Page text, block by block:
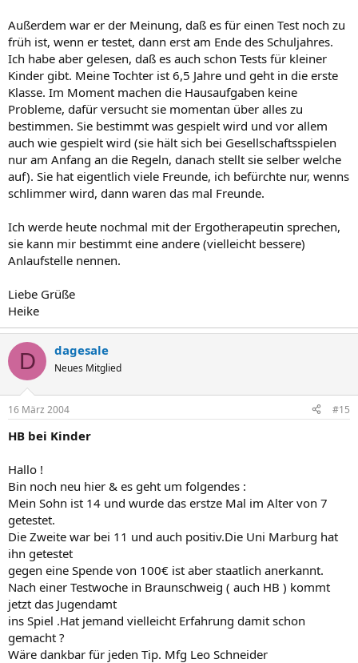
Außerdem war er der Meinung, daß es für einen Test noch zu
früh ist, wenn er testet, dann erst am Ende des Schuljahres.
Ich habe aber gelesen, daß es auch schon Tests für kleiner
Kinder gibt. Meine Tochter ist 6,5 Jahre und geht in die erste
Klasse. Im Moment machen die Hausaufgaben keine
Probleme, dafür versucht sie momentan über alles zu
bestimmen. Sie bestimmt was gespielt wird und vor allem
auch wie gespielt wird (sie hält sich bei Gesellschaftsspielen
nur am Anfang an die Regeln, danach stellt sie selber welche
auf). Sie hat eigentlich viele Freunde, ich befürchte nur, wenns
schlimmer wird, dann waren das mal Freunde.
Ich werde heute nochmal mit der Ergotherapeutin sprechen,
sie kann mir bestimmt eine andere (vielleicht bessere)
Anlaufstelle nennen.
Liebe Grüße
Heike
D dagesale
Neues Mitglied
16 März 2004 #15
HB bei Kinder
Hallo !
Bin noch neu hier & es geht um folgendes :
Mein Sohn ist 14 und wurde das erstze Mal im Alter von 7
getestet.
Die Zweite war bei 11 und auch positiv.Die Uni Marburg hat
ihn getestet
gegen eine Spende von 100€ ist aber staatlich anerkannt.
Nach einer Testwoche in Braunschweig ( auch HB ) kommt
jetzt das Jugendamt
ins Spiel .Hat jemand vielleicht Erfahrung damit schon
gemacht ?
Wäre dankbar für jeden Tip. Mfg Leo Schneider